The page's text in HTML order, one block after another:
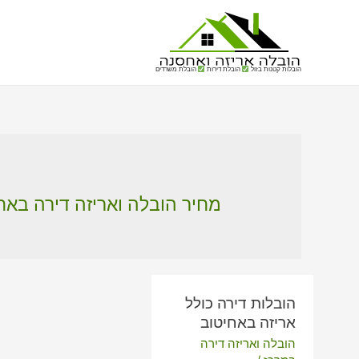
הובלות קטנות בזול הובלת דירות הובלת משרדים
מחיר הובלה ואריזה דירה
הובלות דירה כולל
אריזה באחיטוב
הובלה ואריזה דירה